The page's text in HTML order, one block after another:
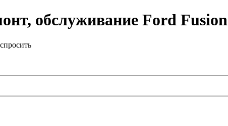
обслуживание Ford Fusion